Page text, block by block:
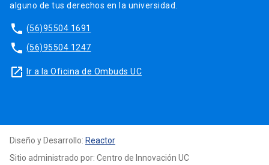
alguno de tus derechos en la universidad.
phone (56)95504 1691
phone (56)95504 1247
launch Ir a la Oficina de Ombuds UC
Diseño y Desarrollo: Reactor
Sitio administrado por: Centro de Innovación UC